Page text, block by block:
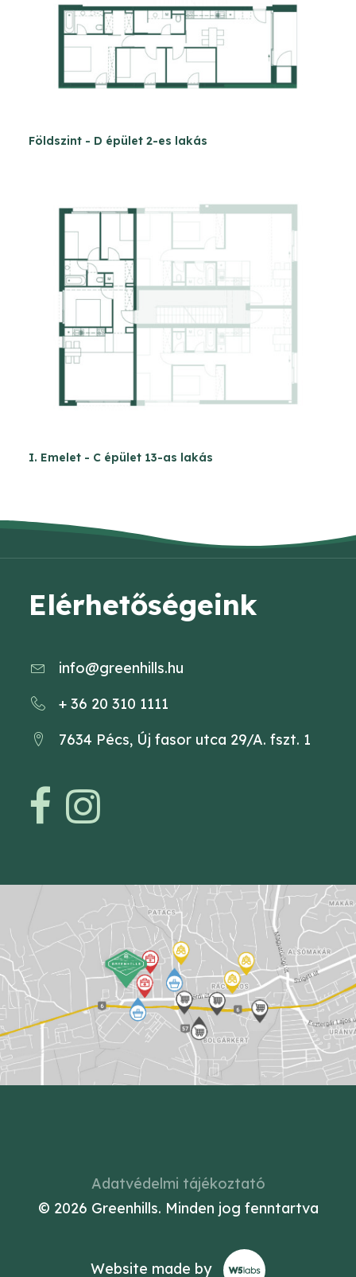
Földszint - D épület 2-es lakás
I. Emelet - C épület 13-as lakás
Elérhetőségeink
info@greenhills.hu
+ 36 20 310 1111
7634 Pécs, Új fasor utca 29/A. fszt. 1
Adatvédelmi tájékoztató
© 2026 Greenhills. Minden jog fenntartva
Website made by